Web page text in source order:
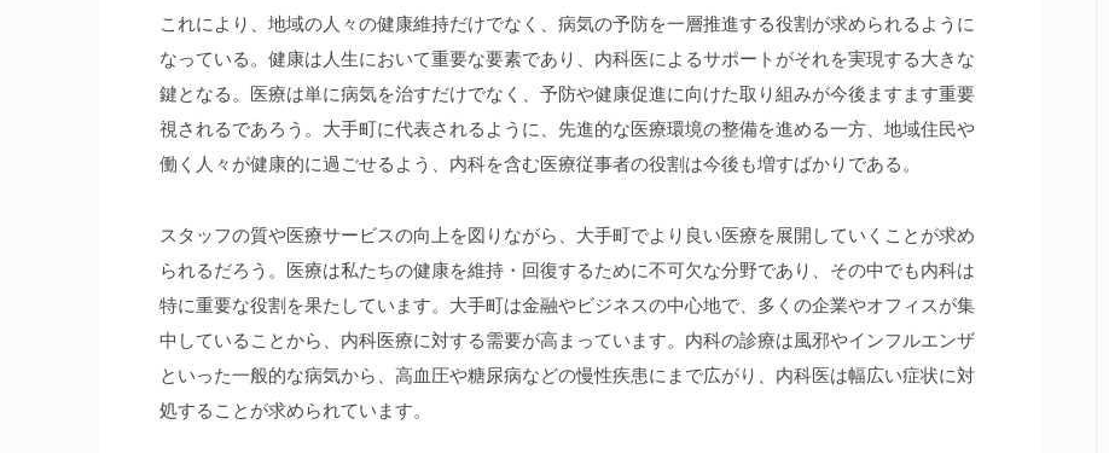
これにより、地域の人々の健康維持だけでなく、病気の予防を一層推進する役割が求められるように
なっている。健康は人生において重要な要素であり、内科医によるサポートがそれを実現する大きな
鍵となる。医療は単に病気を治すだけでなく、予防や健康促進に向けた取り組みが今後ますます重要
視されるであろう。大手町に代表されるように、先進的な医療環境の整備を進める一方、地域住民や
働く人々が健康的に過ごせるよう、内科を含む医療従事者の役割は今後も増すばかりである。
スタッフの質や医療サービスの向上を図りながら、大手町でより良い医療を展開していくことが求め
られるだろう。医療は私たちの健康を維持・回復するために不可欠な分野であり、その中でも内科は
特に重要な役割を果たしています。大手町は金融やビジネスの中心地で、多くの企業やオフィスが集
中していることから、内科医療に対する需要が高まっています。内科の診療は風邪やインフルエンザ
といった一般的な病気から、高血圧や糖尿病などの慢性疾患にまで広がり、内科医は幅広い症状に対
処することが求められています。